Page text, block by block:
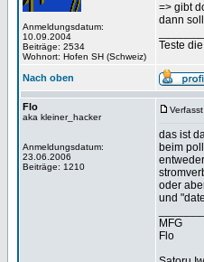
Anmeldungsdatum:
10.09.2004
Beiträge: 2534
Wohnort: Hofen SH (Schweiz)
=> gibt
dann
Teste
Nach oben
Flo
aka kleiner_hacker
Anmeldungsdatum:
23.06.2006
Beiträge: 1210
das ist
beim
oder
und
MFG
Flo